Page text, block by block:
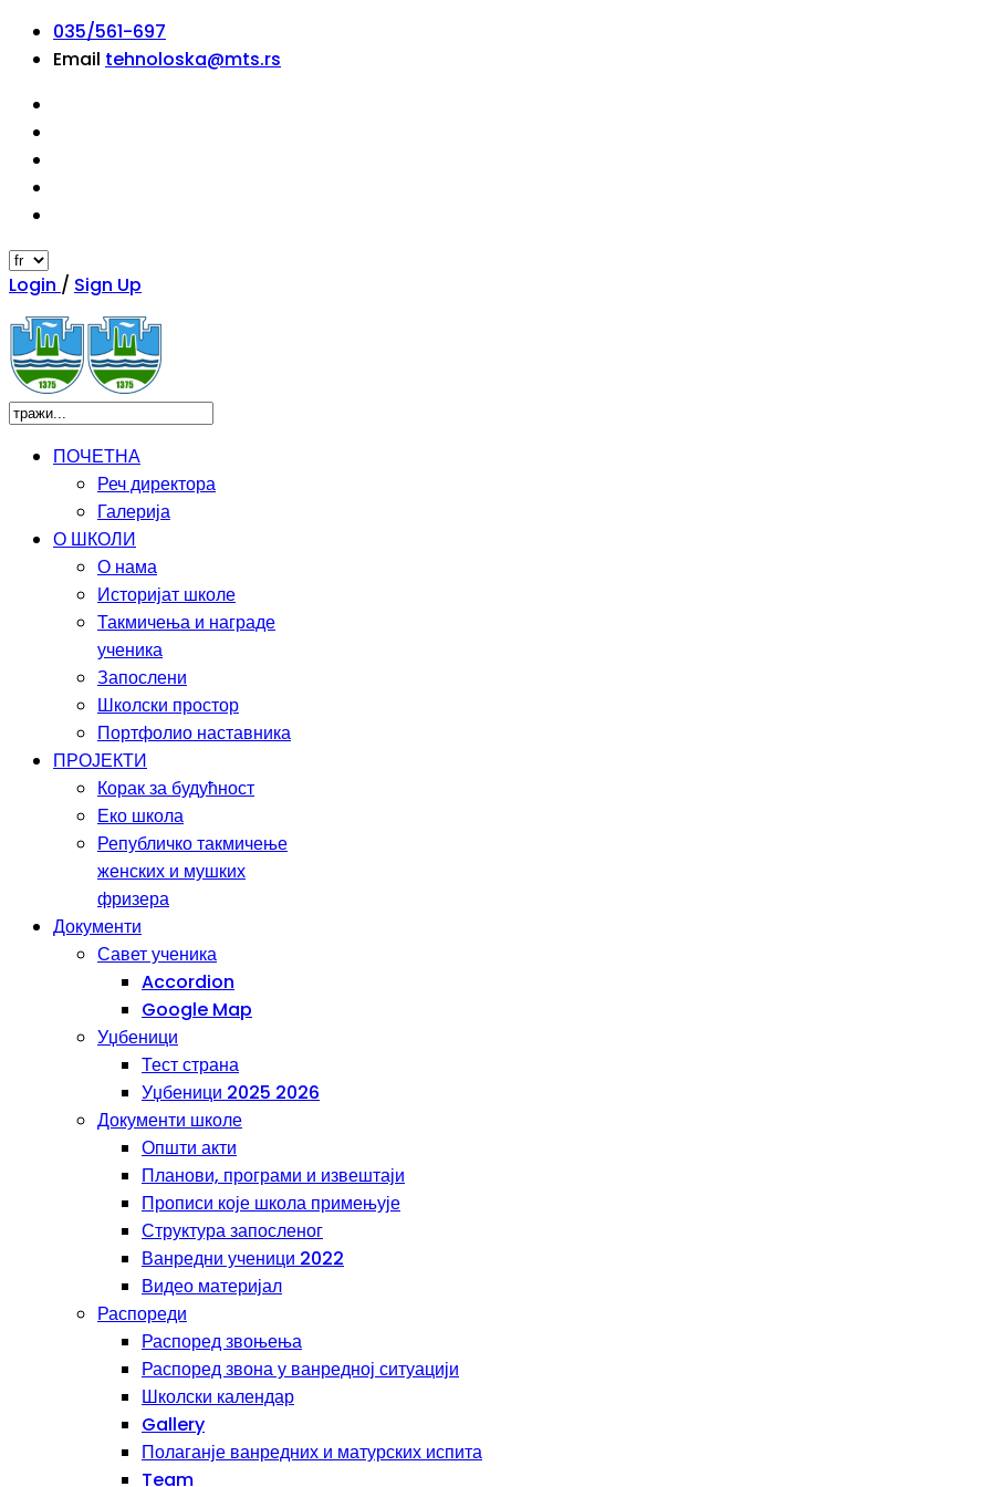
035/561-697
Email tehnoloska@mts.rs
Login / Sign Up
ПОЧЕТНА
Реч директора
Галерија
О ШКОЛИ
О нама
Историјат школе
Такмичења и награде
ученика
Запослени
Школски простор
Портфолио наставника
ПРОЈЕКТИ
Корак за будућност
Еко школа
Републичко такмичење
женских и мушких
фризера
Документи
Савет ученика
Accordion
Google Map
Уџбеници
Тест страна
Уџбеници 2025 2026
Документи школе
Општи акти
Планови, програми и извештаји
Прописи које школа примењује
Структура запосленог
Ванредни ученици 2022
Видео материјал
Распореди
Распоред звоњења
Распоред звона у ванредној ситуацији
Школски календар
Gallery
Полаганје ванредних и матурских испита
Team